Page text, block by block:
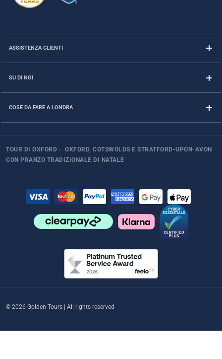
ASSISTENZA CLIENTI
SU DI NOI
COSE DA FARE A LONDRA
TOUR DI OXFORD ›
OXFORD, COTSWOLDS E STRATFORD-UPON-AVON
CON PRANZO TRADIZIONALE DI NATALE
© 2026 Golden Tours | All rights reserved